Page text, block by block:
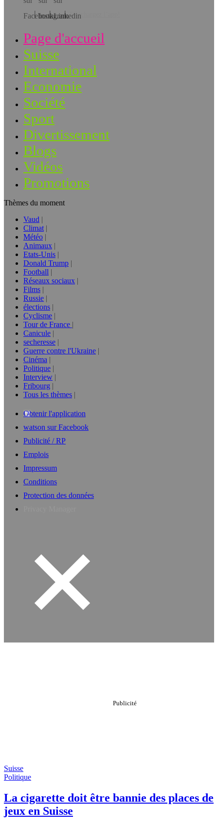
Téléchargez l’app!
Page d'accueil
Suisse
International
Economie
Société
Sport
Divertissement
Blogs
Vidéos
Promotions
Thèmes du moment
Vaud
Climat
Météo
Animaux
Etats-Unis
Donald Trump
Football
Réseaux sociaux
Films
Russie
élections
Cyclisme
Tour de France
Canicule
secheresse
Guerre contre l'Ukraine
Cinéma
Politique
Interview
Fribourg
Tous les thèmes
Obtenir l'application
watson sur Facebook
Publicité / RP
Emplois
Impressum
Conditions
Protection des données
Suisse
Politique
La cigarette doit être bannie des places de
jeux en Suisse